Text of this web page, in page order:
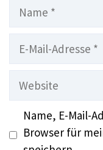
Website
Name, E-Mail-
Browser für